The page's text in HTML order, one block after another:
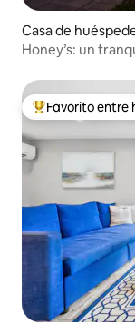
Casa de
Honey’s: un
De los mejores
Favorito entre